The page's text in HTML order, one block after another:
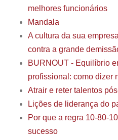
melhores funcionários
Mandala
A cultura da sua
contra a grande
BURNOUT - Equilíbrio
profissional: como dizer
Atrair e reter talentos
Lições de liderança do
Por que a regra 10-80-
sucesso